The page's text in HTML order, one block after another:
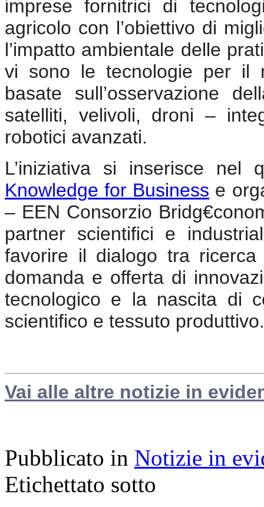
imprese fornitrici di
agricolo con l’obiettivo di
l’impatto ambientale delle
vi sono le tecnologie per il
basate sull’osservazione
satelliti, velivoli, droni –
robotici avanzati.
L’iniziativa si inserisce nel
Knowledge for Business e
– EEN Consorzio
partner scientifici e
favorire il dialogo tra ricerca
domanda e offerta di
tecnologico e la nascita di
scientifico e tessuto produttivo.
Vai alle altre notizie in
Pubblicato in Notizie in
Etichettato sotto